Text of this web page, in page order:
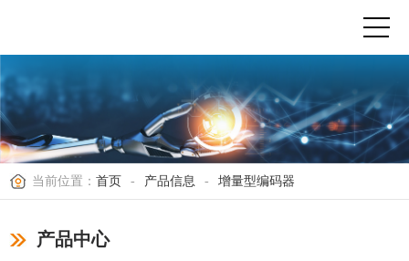
当前位置： 首页 - 产品信息 - 增量型编码器
产品中心